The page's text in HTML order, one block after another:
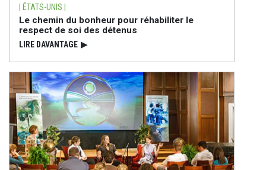
| ÉTATS-UNIS |
Le chemin du bonheur pour réhabiliter le
respect de soi des détenus
LIRE DAVANTAGE ▶